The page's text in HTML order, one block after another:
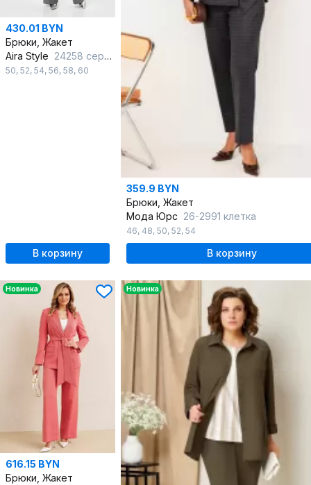
430.01 BYN
Брюки, Жакет
Aira Style 24258 серый
50, 52, 54, 56, 58, 60
В корзину
359.9 BYN
Брюки, Жакет
Мода Юрс 26-2991 клетка
46, 48, 50, 52, 54
В корзину
Новинка
616.15 BYN
Брюки, Жакет
Новинка